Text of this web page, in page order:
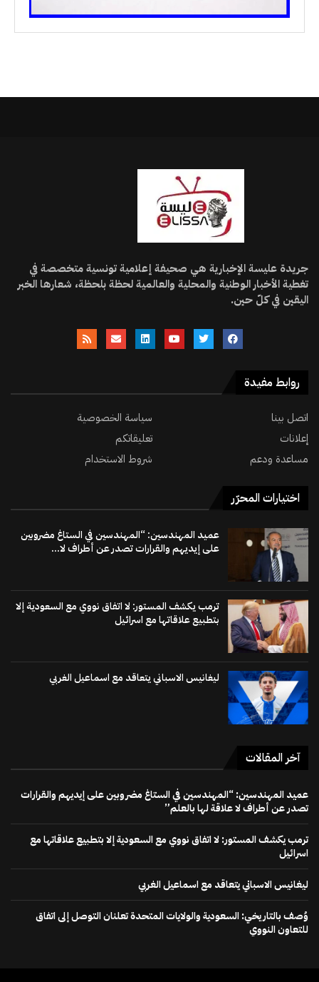
جريدة عليسة الإخبارية هي صحيفة إعلامية تونسية متخصصة في
تغطية الأخبار الوطنية والمحلية والعالمية لحظة بلحظة، شعارها الخبر
اليقين في كلّ حين.
روابط مفيدة
اتصل بينا
سياسة الخصوصية
إعلانات
تعليقاتكم
مساعدة ودعم
شروط الاستخدام
اختيارات المحرّر
عميد المهندسين: “المهندسين في الستاغ مضروبين
على إيديهم والقرارات تصدر عن أطراف لا...
ترمب يكشف المستور: لا اتفاق نووي مع السعودية إلا
بتطبيع علاقاتها مع اسرائيل
ليغانيس الاسباني يتعاقد مع اسماعيل الغربي
آخر المقالات
عميد المهندسين: “المهندسين في الستاغ مضروبين على إيديهم والقرارات
تصدر عن أطراف لا علاقة لها بالعلم”
ترمب يكشف المستور: لا اتفاق نووي مع السعودية إلا بتطبيع علاقاتها مع
اسرائيل
ليغانيس الاسباني يتعاقد مع اسماعيل الغربي
وُصف بالتاريخي: السعودية والولايات المتحدة تعلنان التوصل إلى اتفاق
للتعاون النووي